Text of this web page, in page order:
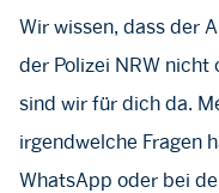
Wir wissen, dass der
der Polizei NRW nicht
sind wir für dich da.
irgendwelche Fragen
WhatsApp oder bei